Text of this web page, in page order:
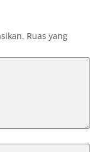
Ruas yang